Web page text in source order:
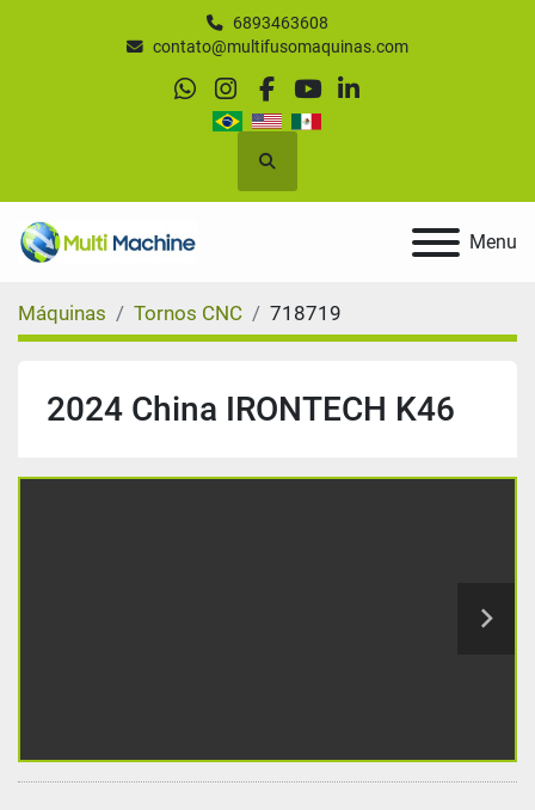
6893463608
contato@multifusomaquinas.com
whatsapp
instagram
facebook
youtubelinkedin
Pesquisar
Menu
Máquinas Tornos CNC 718719
2024 China IRONTECH K46